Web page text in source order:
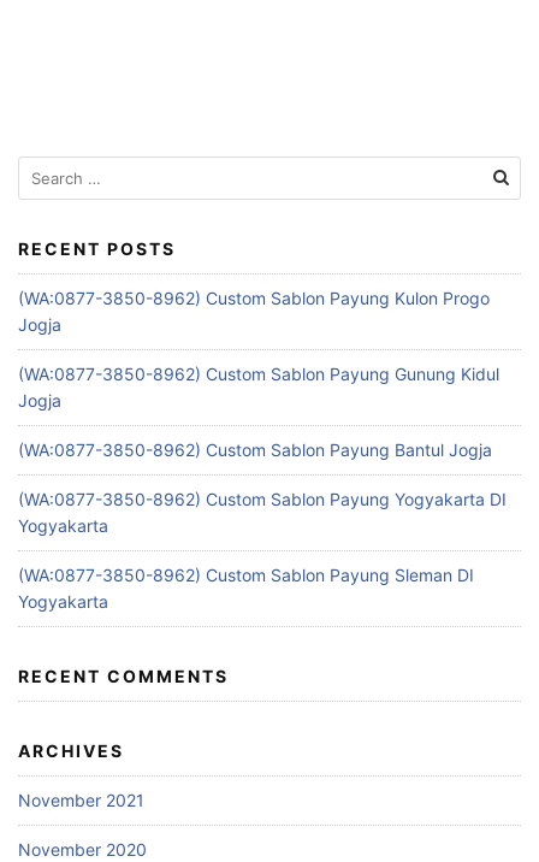
Search
for:
RECENT POSTS
(WA:0877-3850-8962) Custom Sablon Payung Kulon Progo
Jogja
(WA:0877-3850-8962) Custom Sablon Payung Gunung Kidul
Jogja
(WA:0877-3850-8962) Custom Sablon Payung Bantul Jogja
(WA:0877-3850-8962) Custom Sablon Payung Yogyakarta DI
Yogyakarta
(WA:0877-3850-8962) Custom Sablon Payung Sleman DI
Yogyakarta
RECENT COMMENTS
ARCHIVES
November 2021
November 2020